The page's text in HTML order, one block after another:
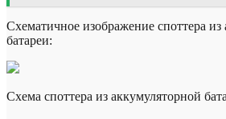
Схематичное изображение споттера из
батареи:
Схема споттера из аккумуляторной